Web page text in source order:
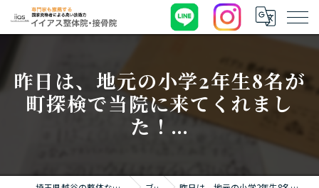
昨日は、地元の小学2年生8名が
町探検で当院に来てくれまし
た！...